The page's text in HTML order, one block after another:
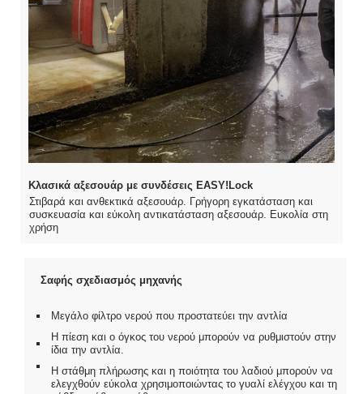
Κλασικά αξεσουάρ με συνδέσεις EASY!Lock
Στιβαρά και ανθεκτικά αξεσουάρ. Γρήγορη εγκατάσταση και
συσκευασία και εύκολη αντικατάσταση αξεσουάρ. Ευκολία στη
χρήση
Σαφής σχεδιασμός μηχανής
Μεγάλο φίλτρο νερού που προστατεύει την αντλία
Η πίεση και ο όγκος του νερού μπορούν να ρυθμιστούν στην
ίδια την αντλία.
Η στάθμη πλήρωσης και η ποιότητα του λαδιού μπορούν να
ελεγχθούν εύκολα χρησιμοποιώντας το γυαλί ελέγχου και τη